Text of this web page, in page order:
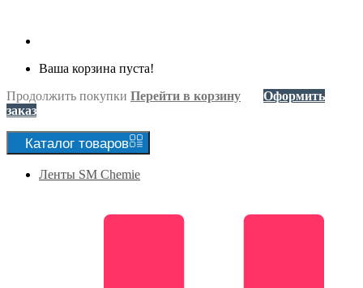
Ваша корзина пуста!
Продолжить покупки Перейти в корзину
Оформить
заказ
Каталог товаров
Ленты SM Chemie